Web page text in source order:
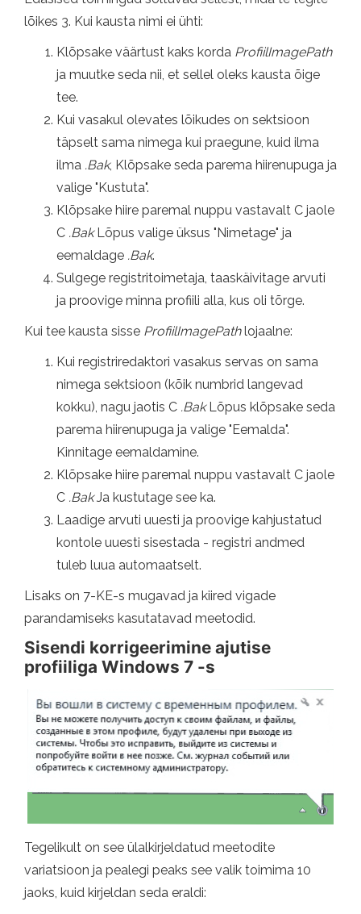
lõikes 3. Kui kausta nimi ei ühti:
Klõpsake väärtust kaks korda ProfiilImagePath
ja muutke seda nii, et sellel oleks kausta õige
tee.
Kui vasakul olevates lõikudes on sektsioon
täpselt sama nimega kui praegune, kuid ilma
ilma .Bak, Klõpsake seda parema hiirenupuga ja
valige "Kustuta".
Klõpsake hiire paremal nuppu vastavalt C jaole
C .BakLõpus valige üksus "Nimetage" ja
eemaldage .Bak.
Sulgege registritoimetaja, taaskäivitage arvuti
ja proovige minna profiili alla, kus oli tõrge.
Kui tee kausta sisse ProfiilImagePathlojaalne:
Kui registriredaktori vasakus servas on sama
nimega sektsioon (kõik numbrid langevad
kokku), nagu jaotis C .BakLõpus klõpsake seda
parema hiirenupuga ja valige "Eemalda".
Kinnitage eemaldamine.
Klõpsake hiire paremal nuppu vastavalt C jaole
C .BakJa kustutage see ka.
Laadige arvuti uuesti ja proovige kahjustatud
kontole uuesti sisestada - registri andmed
tuleb luua automaatselt.
Lisaks on 7-KE-s mugavad ja kiired vigade
parandamiseks kasutatavad meetodid.
Sisendi korrigeerimine ajutise
profiiliga Windows 7 -s
Tegelikult on see ülalkirjeldatud meetodite
variatsioon ja pealegi peaks see valik toimima 10
jaoks, kuid kirjeldan seda eraldi: